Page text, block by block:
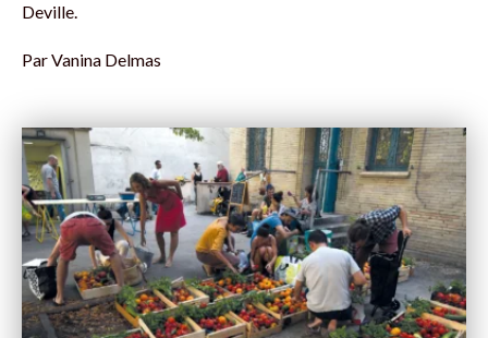
Deville.
ParVanina Delmas